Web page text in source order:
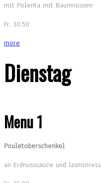
mit Polenta mit Baumnüssen
Fr. 10.50
more
Dienstag
Menu 1
Pouletoberschenkel
an Erdnusssauce und Jasminreis